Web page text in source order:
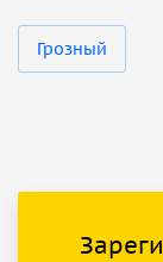
Грозный